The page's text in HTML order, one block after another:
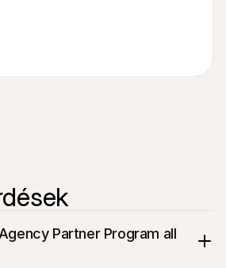
Partner Program all